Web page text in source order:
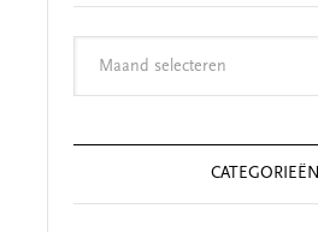
CATEGORIEËN